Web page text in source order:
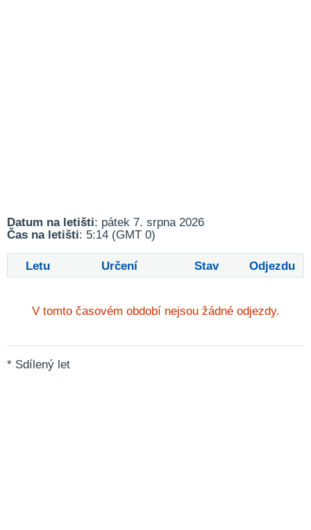
Datum na letišti: pátek 7. srpna 2026
Čas na letišti: 5:14 (GMT 0)
Letu Určení Stav Odjezdu
V tomto časovém období nejsou žádné odjezdy.
* Sdílený let